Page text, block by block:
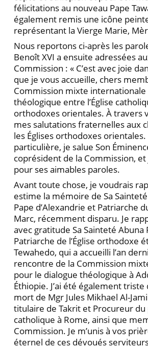
félicitations au nouveau Pape
également remis une icône
représen­tant la Vierge Marie,
Nous reportons ci-après les
Benoît XVI a ensuite adressées
Commission : « C’est avec joie
que je vous accueille, chers
Commission mixte
théologique entre l’Église
orthodoxes orientales. À travers
mes salutations fraternelles aux
les Églises orthodoxes orientales.
particulière, je salue Son
coprésident de la Commission,
pour ses aimables paroles.
Avant toute chose, je voudrais
estime la mémoire de Sa
Pape d’Alexandrie et Patriarche
Marc, ré­cemment disparu. Je
avec gratitude Sa Sainteté Abuna
Patriarche de l’Église ortho­doxe
Tewahedo, qui a accueilli l’an
rencontre de la Commission
pour le dialogue théologique à
Éthiopie. J’ai été également triste
mort de Mgr Jules Mikhael Al-
titu­laire de Takrit et Procureur
catho­lique à Rome, ainsi que
Commission. Je m’unis à vos
éternel de ces dé­voués